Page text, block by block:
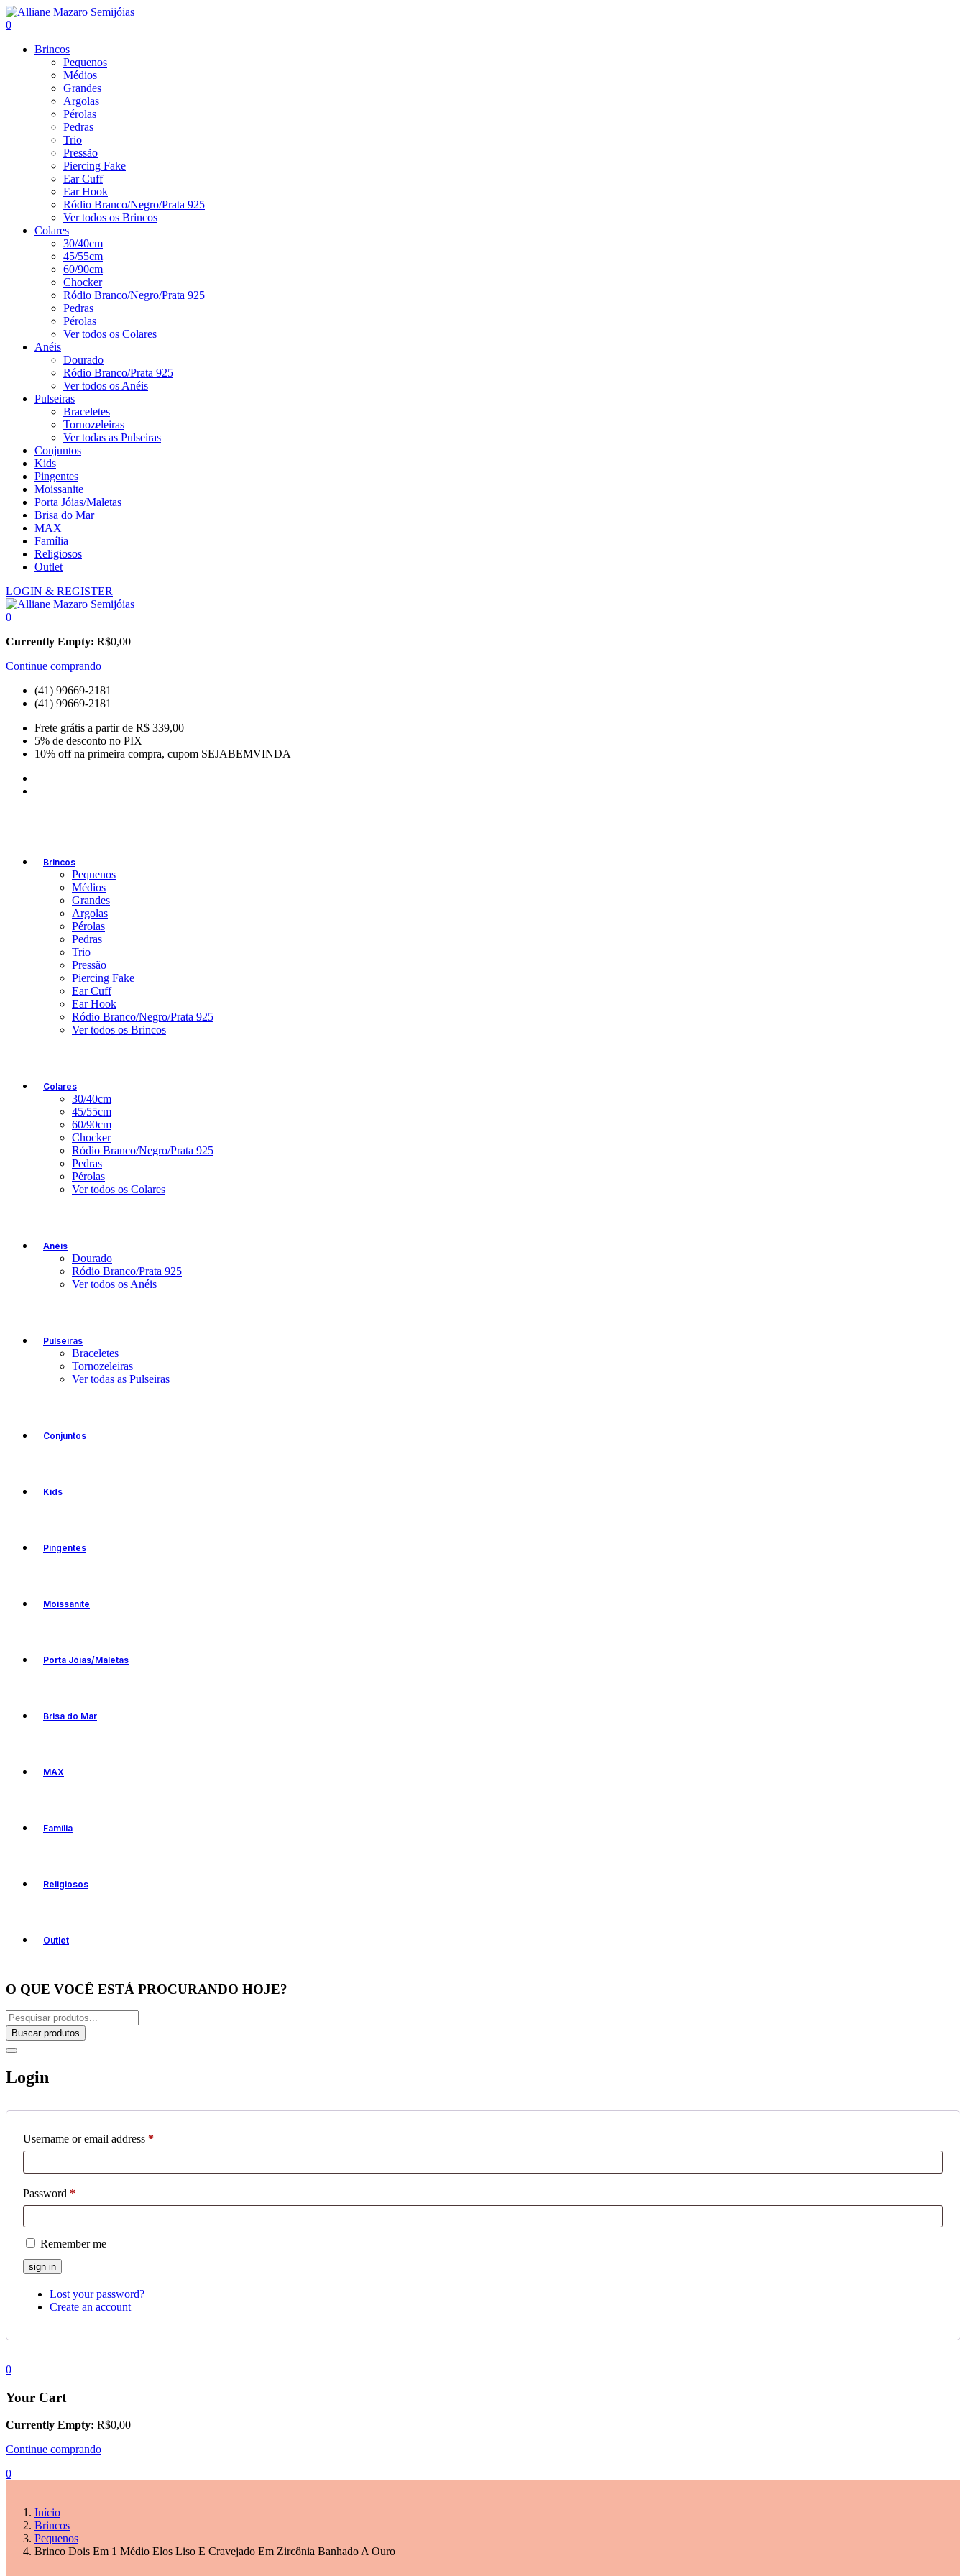
0
Brincos
Pequenos
Médios
Grandes
Argolas
Pérolas
Pedras
Trio
Pressão
Piercing Fake
Ear Cuff
Ear Hook
Ródio Branco/Negro/Prata 925
Ver todos os Brincos
Colares
30/40cm
45/55cm
60/90cm
Chocker
Ródio Branco/Negro/Prata 925
Pedras
Pérolas
Ver todos os Colares
Anéis
Dourado
Ródio Branco/Prata 925
Ver todos os Anéis
Pulseiras
Braceletes
Tornozeleiras
Ver todas as Pulseiras
Conjuntos
Kids
Pingentes
Moissanite
Porta Jóias/Maletas
Brisa do Mar
MAX
Família
Religiosos
Outlet
LOGIN & REGISTER
0
Currently Empty: R$0,00
Continue comprando
(41) 99669-2181
(41) 99669-2181
Frete grátis a partir de R$ 339,00
5% de desconto no PIX
10% off na primeira compra, cupom SEJABEMVINDA
Brincos
Pequenos
Médios
Grandes
Argolas
Pérolas
Pedras
Trio
Pressão
Piercing Fake
Ear Cuff
Ear Hook
Ródio Branco/Negro/Prata 925
Ver todos os Brincos
Colares
30/40cm
45/55cm
60/90cm
Chocker
Ródio Branco/Negro/Prata 925
Pedras
Pérolas
Ver todos os Colares
Anéis
Dourado
Ródio Branco/Prata 925
Ver todos os Anéis
Pulseiras
Braceletes
Tornozeleiras
Ver todas as Pulseiras
Conjuntos
Kids
Pingentes
Moissanite
Porta Jóias/Maletas
Brisa do Mar
MAX
Família
Religiosos
Outlet
O QUE VOCÊ ESTÁ PROCURANDO HOJE?
Buscar produtos
Login
Username or email address *
Password *
Remember me
Lost your password?
Create an account
0
Your Cart
Currently Empty: R$0,00
Continue comprando
0
Início
Brincos
Pequenos
Brinco Dois Em 1 Médio Elos Liso E Cravejado Em Zircônia Banhado A Ouro